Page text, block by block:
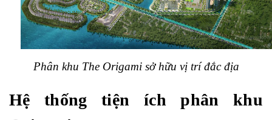
Phân khu The Origami sở hữu vị trí đắc địa
Hệ thống tiện ích phân khu